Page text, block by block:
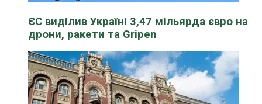
ЄС виділив Україні 3,47 мільярда євро на
дрони, ракети та Gripen